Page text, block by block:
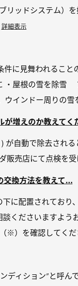
リッドシステム）
詳細表示
に見舞われるこ
・屋根の雪を除雪
ウインドー周りの雪
増えのか教えてく
が自動で除去され
売店にて点検を
交換方法を教えて...
に配置されており
くださいますよ
※）を確認してく
ィション”と呼ん